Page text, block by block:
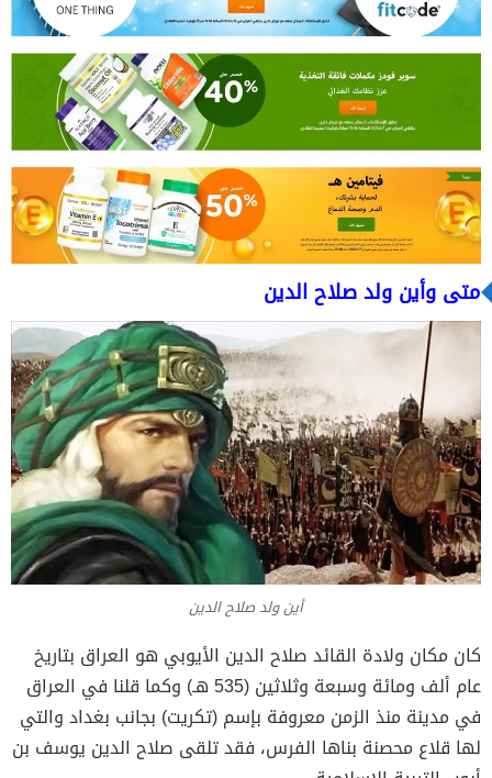
متى وأين ولد صلاح الدين
أين ولد صلاح الدين
كان مكان ولادة القائد صلاح الدين الأيوبي هو العراق بتاريخ
عام ألف ومائة وسبعة وثلاثين (535 هـ) وكما قلنا في العراق
في مدينة منذ الزمن معروفة بإسم (تكريت) بجانب بغداد والتي
لها قلاع محصنة بناها الفرس، فقد تلقى صلاح الدين يوسف بن